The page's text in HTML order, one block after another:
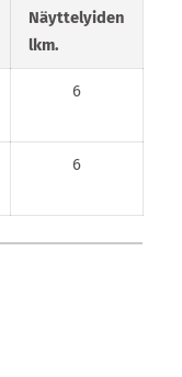
Näyttelyiden
lkm.
6
6